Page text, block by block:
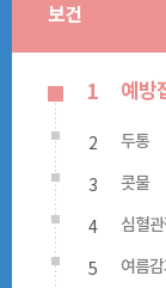
보건
1 예방
2 두통
3 콧물
4 심혈
5 여름